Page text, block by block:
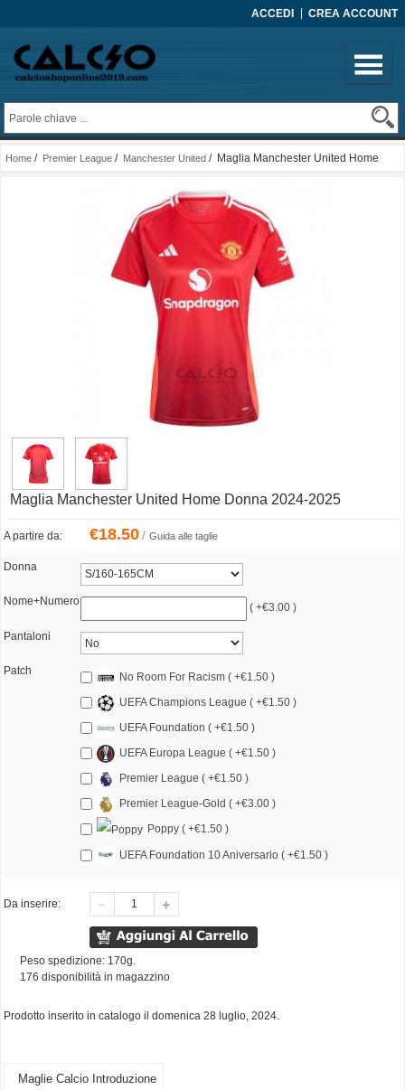
ACCEDI CREA ACCOUNT
Home / Premier League / Manchester United / Maglia Manchester United Home
Maglia Manchester United Home Donna 2024-2025
A partire da: €18.50/ Guida alle taglie
Donna
Nome+Numero ( +€3.00 )
Pantaloni
Patch
No Room For Racism ( +€1.50 )
UEFA Champions League ( +€1.50 )
UEFA Foundation ( +€1.50 )
UEFA Europa League ( +€1.50 )
Premier League ( +€1.50 )
Premier League-Gold ( +€3.00 )
Poppy ( +€1.50 )
UEFA Foundation 10 Aniversario ( +€1.50 )
Da inserire:
Peso spedizione: 170g.
176 disponibilità in magazzino
Prodotto inserito in catalogo il domenica 28 luglio, 2024.
Maglie Calcio Introduzione